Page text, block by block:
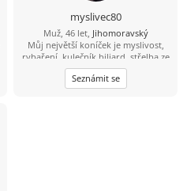
myslivec80
Muž, 46 let, Jihomoravský
Můj největší koníček je myslivost,
rybaření, kulečník biliard, střelba ze
zbraní brokovnice, šipky, šachy
petanque, kostky, mám rád psy,
zvířata, rád se bavím, tancuji, trochu
Seznámit se